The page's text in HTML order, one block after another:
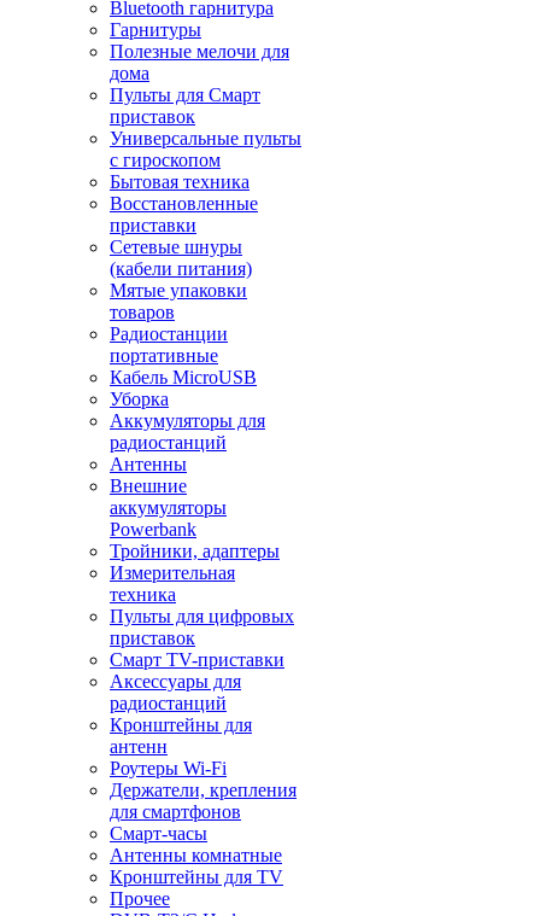
Bluetooth гарнитура
Гарнитуры
Полезные мелочи для
дома
Пульты для Смарт
приставок
Универсальные пульты
с гироскопом
Бытовая техника
Восстановленные
приставки
Сетевые шнуры
(кабели питания)
Мятые упаковки
товаров
Радиостанции
портативные
Кабель MicroUSB
Уборка
Аккумуляторы для
радиостанций
Антенны
Внешние
аккумуляторы
Powerbank
Тройники, адаптеры
Измерительная
техника
Пульты для цифровых
приставок
Смарт ТV-приставки
Аксессуары для
радиостанций
Кронштейны для
антенн
Роутеры Wi-Fi
Держатели, крепления
для смартфонов
Смарт-часы
Антенны комнатные
Кронштейны для TV
Прочее